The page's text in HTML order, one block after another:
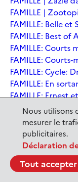
Nous utilisons
mesurer le
publicitaires.
Déclaration
Tout accepter
FAMILLE |
FAMILLE: Belle
FAMILLE: Best of
FAMILLE: Courts
FAMILLE: Courts-
FAMILLE: Cycle:
FAMILLE: En
FAMILLE: Ernest
FAMILLE:
Clermont-Ferrand
FAMILLE: Kina
FAMILLE: La
FAMILLE: Le
FAMILLE: Le Nid